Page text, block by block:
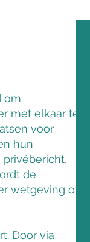
om
met elkaar te
voor
hun
privébericht,
de
wetgeving of
Door via